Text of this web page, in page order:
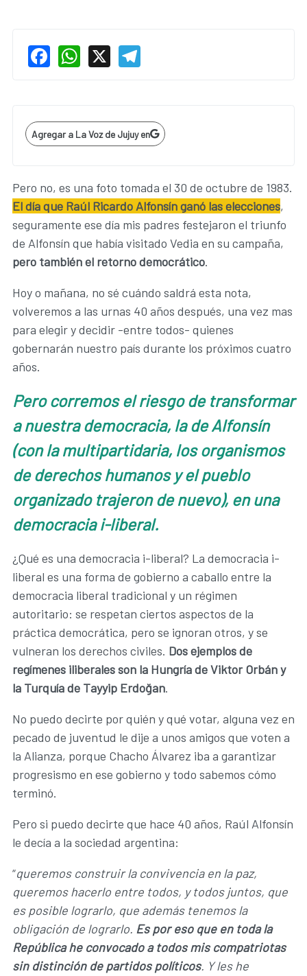
Facebook
WhatsApp
X
Agregar a La Voz de Jujuy en
Pero no, es una foto tomada el 30 de octubre de 1983.
El día que Raúl Ricardo Alfonsín ganó las elecciones,
seguramente ese día mis padres festejaron el triunfo
de Alfonsín que había visitado Vedia en su campaña,
pero también el retorno democrático.
Hoy o mañana, no sé cuándo saldrá esta nota,
volveremos a las urnas 40 años después, una vez mas
para elegir y decidir -entre todos- quienes
gobernarán nuestro país durante los próximos cuatro
años.
Pero corremos el riesgo de transformar
a nuestra democracia, la de Alfonsín
(con la multipartidaria, los organismos
de derechos humanos y el pueblo
organizado trajeron de nuevo), en una
democracia i-liberal.
¿Qué es una democracia i-liberal? La democracia i-
liberal es una forma de gobierno a caballo entre la
democracia liberal tradicional y un régimen
autoritario: se respetan ciertos aspectos de la
práctica democrática, pero se ignoran otros, y se
vulneran los derechos civiles. Dos ejemplos de
regímenes iliberales son la Hungría de Viktor Orbán y
la Turquía de Tayyip Erdoğan.
No puedo decirte por quién y qué votar, alguna vez en
pecado de juventud le dije a unos amigos que voten a
la Alianza, porque Chacho Álvarez iba a garantizar
progresismo en ese gobierno y todo sabemos cómo
terminó.
Pero si puedo decirte que hace 40 años, Raúl Alfonsín
le decía a la sociedad argentina:
“queremos construir la convivencia en la paz,
queremos hacerlo entre todos, y todos juntos, que
es posible lograrlo, que además tenemos la
obligación de lograrlo. Es por eso que en toda la
República he convocado a todos mis compatriotas
sin distinción de partidos políticos. Y les he